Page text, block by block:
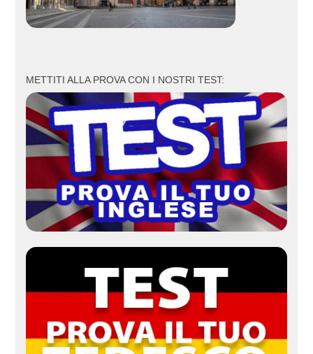
METTITI ALLA PROVA CON I NOSTRI TEST: